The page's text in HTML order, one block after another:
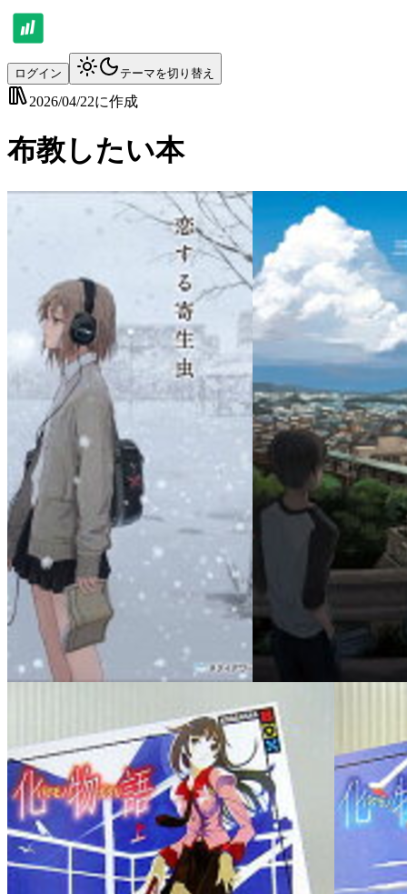
ログイン テーマを切り替え
2026/04/22に作成
布教したい本